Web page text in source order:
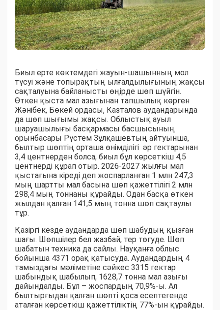
Биыл ерте көктемдегі жауын-шашынның мол
түсуі және топырақтың ылғалдылығының жақсы
сақталуына байланысты өңірде шөп шүйгін.
Өткен қыста мал азығынан тапшылық көрген
Жәнібек, Бөкей ордасы, Казталов аудандарында
да шөп шығымы жақсы. Облыстық ауыл
шаруашылығы басқармасы басшысының
орынбасары Рүстем Зұлқашевтың айтуынша,
былтыр шөптің орташа өнімділігі әр гектарынан
3,4 центнерден болса, биыл бұл көрсеткіш 4,5
центнерді құрап отыр. 2026-2027 жылғы мал
қыстағына кіреді деп жоспарланған 1 млн 247,3
мың шартты мал басына шөп қажеттілігі 2 млн
298,4 мың тоннаны құрайды. Одан басқа өткен
жылдан қалған 141,5 мың тонна шөп сақтаулы
тұр.
Қазіргі кезде аудандарда шөп шабудың қызған
шағы. Шөпшілер бел жазбай, тер төгуде. Шөп
шабатын техника да сайлы. Науқанға облыс
бойынша 4371 орақ қатысуда. Аудандардың 4
тамыздағы мәліметіне сәйкес 3315 гектар
шабындық шабылып, 1628,7 тонна мал азығы
дайындалды. Бұл – жоспардың 70,9%-ы. Ал
былтырғыдан қалған шөпті қоса есептегенде
аталған көрсеткіш қажеттіліктің 77%-ын құрайды.